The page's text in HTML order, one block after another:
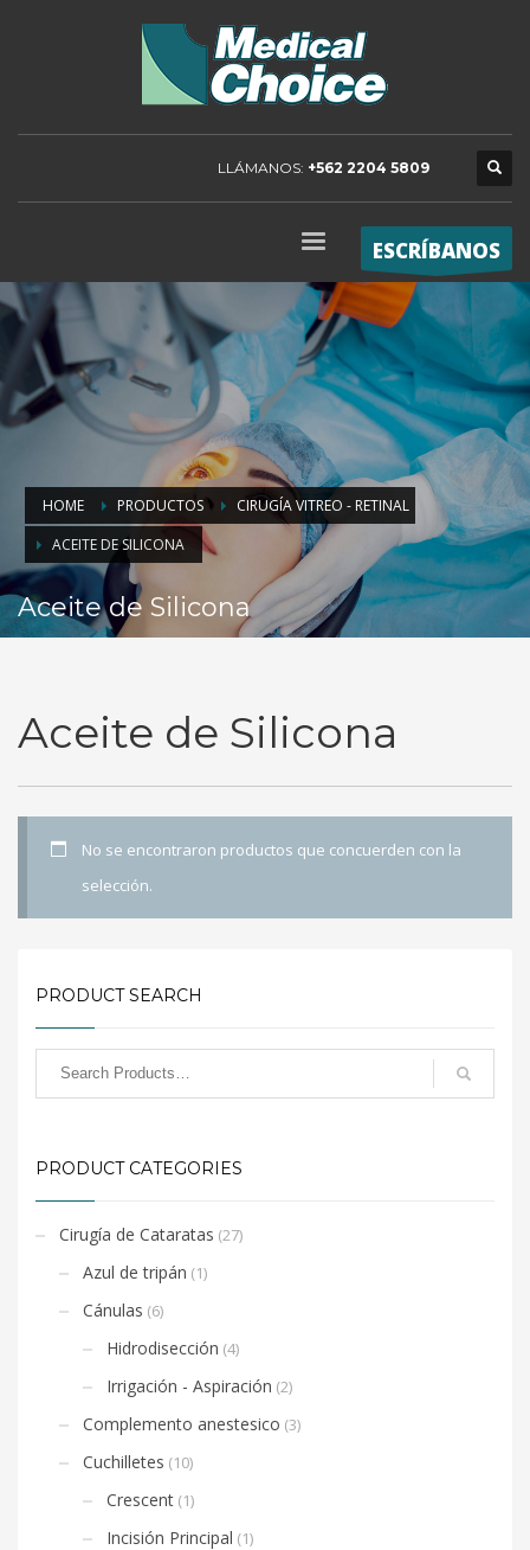
LLÁMANOS: +562 2204 5809
ESCRÍBANOS
HOME PRODUCTOS
CIRUGÍA VITREO - RETINAL
ACEITE DE SILICONA
Aceite de Silicona
Aceite de Silicona
No se encontraron productos que concuerden con la
selección.
PRODUCT SEARCH
PRODUCT CATEGORIES
Cirugía de Cataratas (27)
Azul de tripán (1)
Cánulas (6)
Hidrodisección (4)
Irrigación - Aspiración (2)
Complemento anestesico (3)
Cuchilletes (10)
Crescent (1)
Incisión Principal (1)